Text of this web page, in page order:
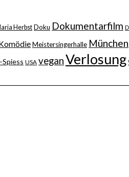
HerbstDoku Dokumentarfilm
Meistersingerhalle München
USA veganVerlosung